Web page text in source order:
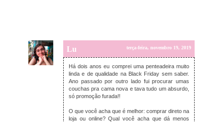
Lu terça-feira, novembro 19, 2019
Há dois anos eu comprei uma penteadeira muito
linda e de qualidade na Black Friday sem saber.
Ano passado por outro lado fui procurar umas
couchas pra cama nova e tava tudo um absurdo,
só promoção furada!!
O que você acha que é melhor: comprar direto na
loja ou online? Qual você acha que dá menos